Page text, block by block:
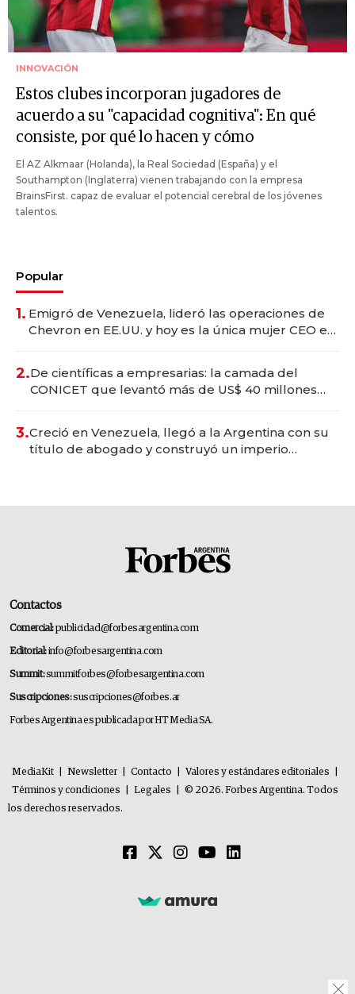
INNOVACIÓN
Estos clubes incorporan jugadores de
acuerdo a su "capacidad cognitiva": En qué
consiste, por qué lo hacen y cómo
El AZ Alkmaar (Holanda), la Real Sociedad (España) y el
Southampton (Inglaterra) vienen trabajando con la empresa
BrainsFirst. capaz de evaluar el potencial cerebral de los jóvenes
talentos.
Popular
1. Emigró de Venezuela, lideró las operaciones de
Chevron en EE.UU. y hoy es la única mujer CEO en
2.De científicas a empresarias: la camada del
CONICET que levantó más de US$ 40 millones
3.Creció en Venezuela, llegó a la Argentina con su
título de abogado y construyó un imperio
Contactos
Comercial:publicidad@forbesargentina.com
Editorial:info@forbesargentina.com
Summit:summitforbes@forbesargentina.com
Suscripciones:suscripciones@forbes.ar
Forbes Argentina es publicada por HT Media SA.
MediaKit Newsletter Contacto Valores y estándares editoriales
Términos y condiciones
Legales
© 2026. Forbes Argentina. Todos
los derechos reservados.